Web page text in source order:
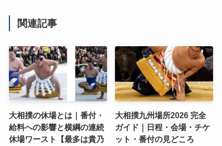
関連記事
大相撲の休場とは｜番付・
給料への影響と横綱の連続
休場ワースト【最多は貴乃
大相撲九州場所2026 完全
ガイド｜日程・会場・チケ
ット・番付の見どころ